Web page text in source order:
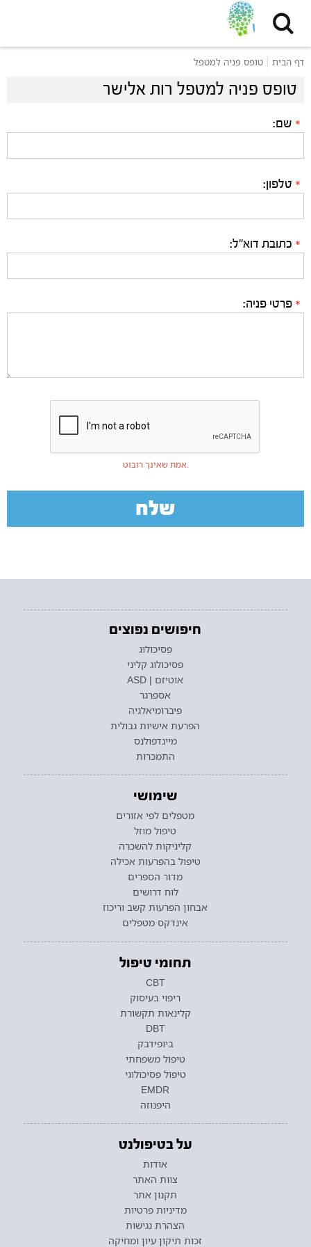
דף הבית טופס פניה למטפל
טופס פניה למטפל רות אלישר
* שם:
* טלפון:
* כתובת דוא"ל:
* פרטי פניה:
אמת שאינך רובוט.
שלח
חיפושים נפוצים
פסיכולוג
פסיכולוג קליני
אוטיזם | ASD
אספרגר
פיברומיאלגיה
הפרעת אישיות גבולית
מיינדפולנס
התמכרות
שימושי
מטפלים לפי אזורים
טיפול מוזל
קליניקות להשכרה
טיפול בהפרעות אכילה
מדור הספרים
לוח דרושים
אבחון הפרעות קשב וריכוז
אינדקס מטפלים
תחומי טיפול
CBT
ריפוי בעיסוק
קלינאות תקשורת
DBT
ביופידבק
טיפול משפחתי
טיפול פסיכולוגי
EMDR
היפנוזה
על בטיפולנט
אודות
צוות האתר
תקנון אתר
מדיניות פרטיות
הצהרת נגישות
זכות תיקון עיון ומחיקה